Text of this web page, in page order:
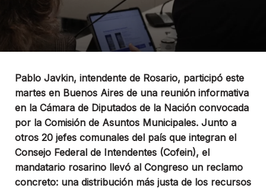
Pablo Javkin, intendente de Rosario, participó este
martes en Buenos Aires de una reunión informativa
en la Cámara de Diputados de la Nación convocada
por la Comisión de Asuntos Municipales. Junto a
otros 20 jefes comunales del país que integran el
Consejo Federal de Intendentes (Cofein), el
mandatario rosarino llevó al Congreso un reclamo
concreto: una distribución más justa de los recursos